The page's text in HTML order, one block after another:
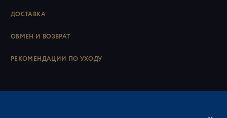
ДОСТАВКА
ОБМЕН И ВОЗВРАТ
РЕКОМЕНДАЦИИ ПО УХОДУ